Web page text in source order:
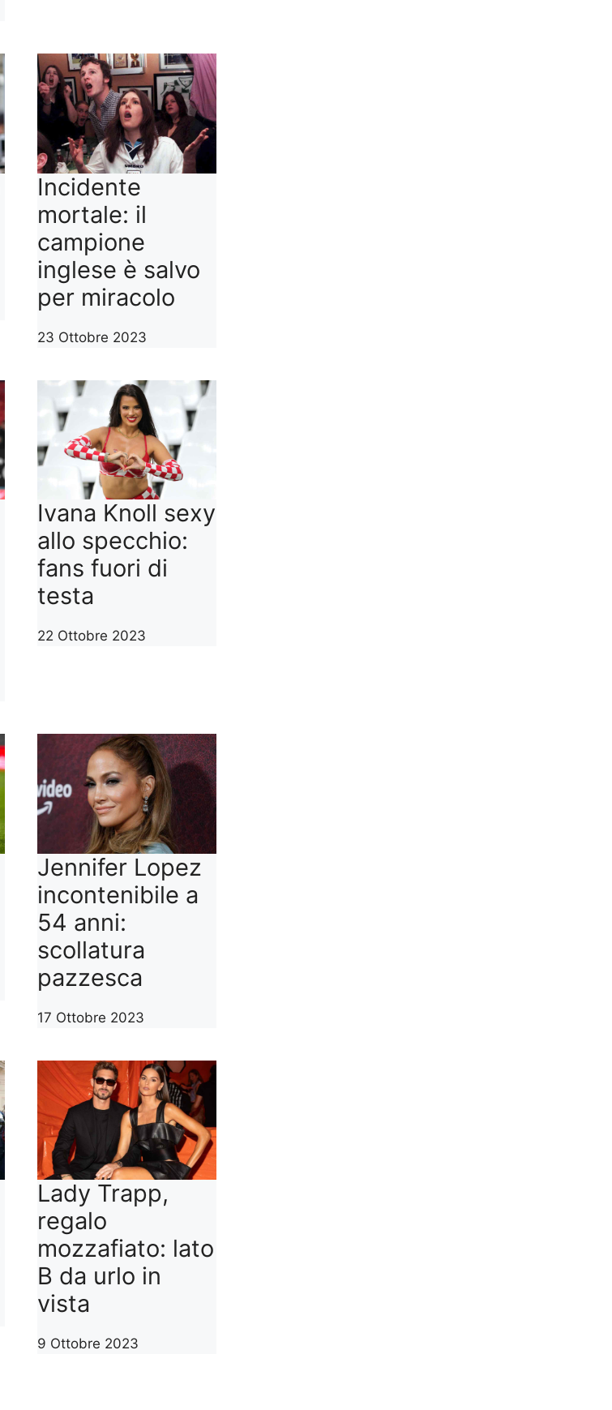
Incidente
mortale: il
campione
inglese è salvo
per miracolo
23 Ottobre 2023
Ivana Knoll sexy
allo specchio:
fans fuori di
testa
22 Ottobre 2023
Jennifer Lopez
incontenibile a
54 anni:
scollatura
pazzesca
17 Ottobre 2023
Lady Trapp,
regalo
mozzafiato: lato
B da urlo in
vista
9 Ottobre 2023